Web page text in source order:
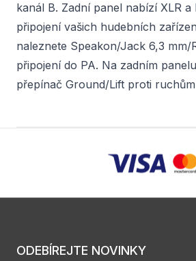
kanál B. Zadní panel nabízí XLR
připojení vašich hudebních
naleznete Speakon/Jack 6,3 mm/
připojení do PA. Na zadním
přepínač Ground/Lift proti
ODEBÍREJTE NOVINKY